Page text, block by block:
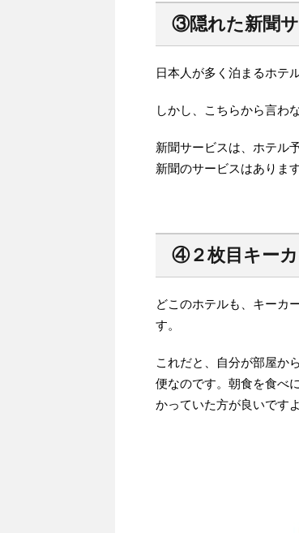
③隠れた新聞
日本人が多く泊まるホテ
しかし、こちらから言わ
新聞サービスは、ホテル
新聞のサービスはありま
④２枚目キー
どこのホテルも、キーカ
す。
これだと、自分が部屋か
便なのです。朝食を食べ
かっていた方が良いですよ